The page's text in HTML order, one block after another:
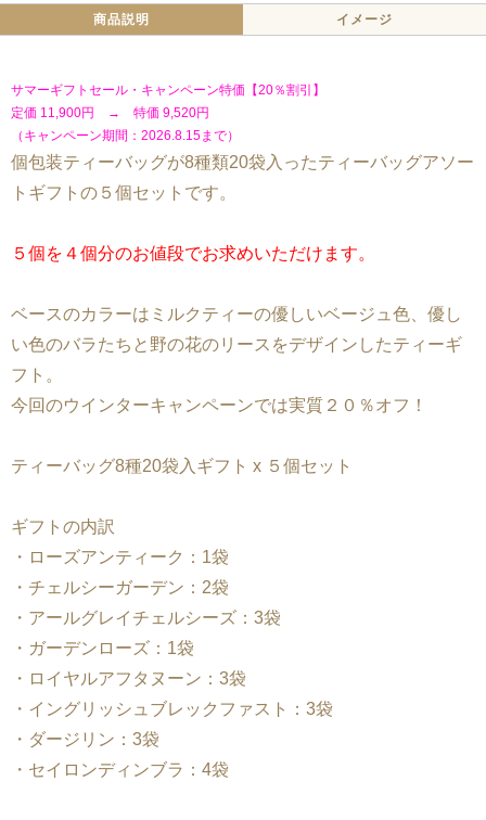
商品説明 イメージ
サマーギフトセール・キャンペーン特価【20％割引】
定価 11,900円 → 特価 9,520円
（キャンペーン期間：2026.8.15まで）
個包装ティーバッグが8種類20袋入ったティーバッグアソー
トギフトの５個セットです。
５個を４個分のお値段でお求めいただけます。
ベースのカラーはミルクティーの優しいベージュ色、優し
い色のバラたちと野の花のリースをデザインしたティーギ
フト。
今回のウインターキャンペーンでは実質２０％オフ！
ティーバッグ8種20袋入ギフト x ５個セット
ギフトの内訳
・ローズアンティーク：1袋
・チェルシーガーデン：2袋
・アールグレイチェルシーズ：3袋
・ガーデンローズ：1袋
・ロイヤルアフタヌーン：3袋
・イングリッシュブレックファスト：3袋
・ダージリン：3袋
・セイロンディンブラ：4袋